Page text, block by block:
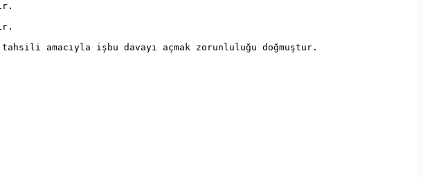
amacıyla işbu davayı açmak zorunluluğu doğmuştur.